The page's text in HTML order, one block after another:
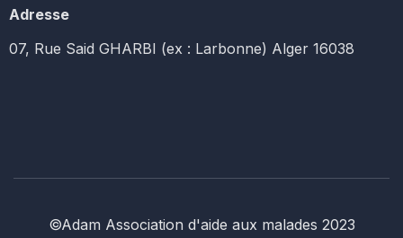
Adresse
07, Rue Said GHARBI (ex : Larbonne) Alger 16038
©Adam Association d'aide aux malades 2023